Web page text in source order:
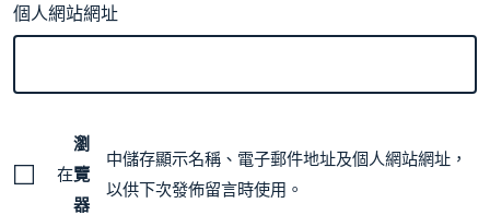
個人網站網址
在
瀏
覽
器
中儲存顯示名稱、電子郵件地址及個人網站網址，
以供下次發佈留言時使用。